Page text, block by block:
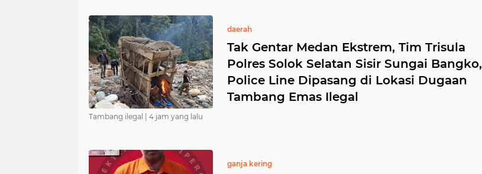
daerah
Tak Gentar Medan Ekstrem, Tim Trisula
Polres Solok Selatan Sisir Sungai Bangko,
Police Line Dipasang di Lokasi Dugaan
Tambang Emas Ilegal
Tambang ilegal | 4 jam yang lalu
ganja kering